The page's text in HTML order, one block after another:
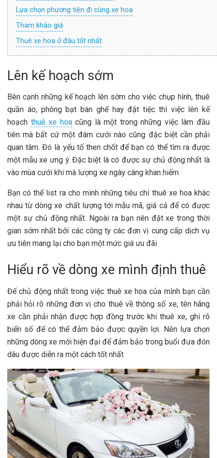
Lựa chọn phương tiện đi cùng xe hoa
Tham khảo giá
Thuê xe hoa ở đâu tốt nhất
Lên kế hoạch sớm
Bên cạnh những kế hoạch lên sớm cho việc chụp hình, thuê
quần áo, phông bạt bàn ghế hay đặt tiệc thì việc lên kế
hoạch thuê xe hoacũng là một trong những việc làm đầu
tiên mà bất cứ một đám cưới nào cũng đặc biệt cần phải
quan tâm. Đó là yếu tố then chốt để bạn có thể tìm ra được
một mẫu xe ưng ý. Đặc biệt là có được sự chủ động nhất là
vào mùa cưới khi mà lượng xe ngày càng khan hiếm
Bạn có thể list ra cho mình những tiêu chí thuê xe hoa khác
nhau từ dòng xe chất lượng tới mẫu mã, giá cả để có được
một sự chủ động nhất. Ngoài ra bạn nên đặt xe trong thời
gian sớm nhất bởi các công ty các đơn vị cung cấp dịch vụ
ưu tiên mang lại cho bạn một mức giá ưu đãi
Hiểu rõ về dòng xe mình định thuê
Để chủ động nhất trong việc thuê xe hoa của mình bạn cần
phải hỏi rõ những đơn vị cho thuê về thông số xe, tên hãng
xe cần phải nhận được hợp đồng trước khi thuê xe, ghi rõ
biến số để có thể đảm bảo được quyền lợi. Nên lựa chọn
những dòng xe mới hiện đại để đảm bảo trong buổi đưa đón
dâu được diễn ra một cách tốt nhất